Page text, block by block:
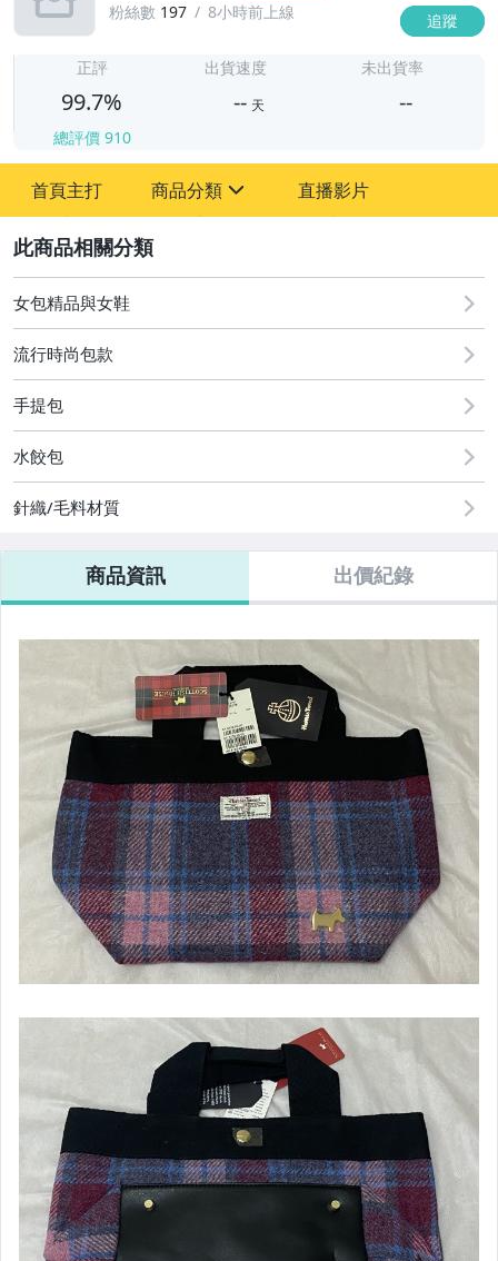
粉絲數 197 8小時前上線 追蹤
正評
99.7%
總評價 910
出貨速度
-- 天
未出貨率
--
首頁主打 商品分類
玩具、模型與公仔
居家、家具與園藝
手錶與飾品配件
女包精品與女鞋
運動、戶外與休閒
直播影片
女包精品與女鞋
流行時尚包款
手提包
水餃包
針織/毛料材質
商品資訊 出價紀錄